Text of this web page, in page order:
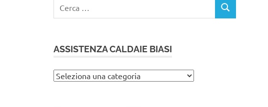
per:
CERCA
ASSISTENZA CALDAIE BIASI
Assistenza